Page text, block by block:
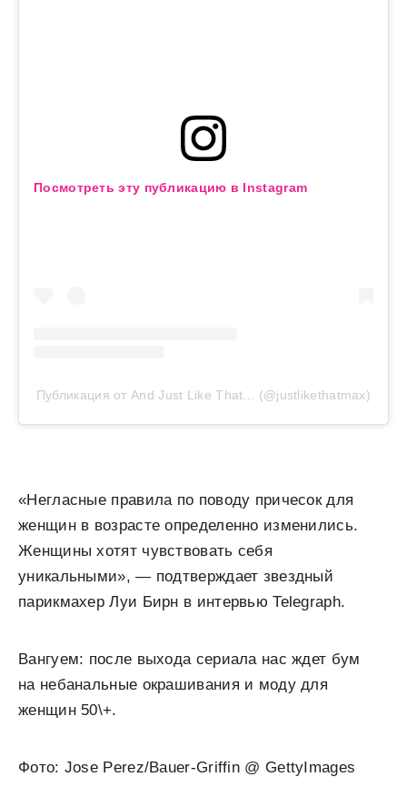
Посмотреть эту публикацию в Instagram
Публикация от And Just Like That... (@justlikethatmax)
«Негласные правила по поводу причесок для
женщин в возрасте определенно изменились.
Женщины хотят чувствовать себя
уникальными», — подтверждает звездный
парикмахер Луи Бирн в интервью Telegraph.
Вангуем: после выхода сериала нас ждет бум
на небанальные окрашивания и моду для
женщин 50\+.
Фото: Jose Perez/Bauer-Griffin @ GettyImages